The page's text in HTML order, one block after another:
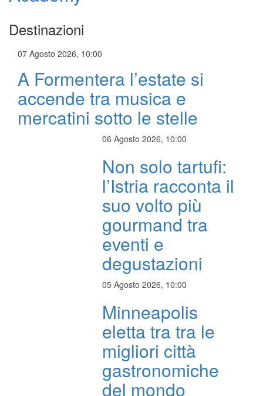
Destinazioni
07 Agosto 2026, 10:00
A Formentera l’estate si
accende tra musica e
mercatini sotto le stelle
06 Agosto 2026, 10:00
Non solo tartufi:
l’Istria racconta il
suo volto più
gourmand tra
eventi e
degustazioni
05 Agosto 2026, 10:00
Minneapolis
eletta tra tra le
migliori città
gastronomiche
del mondo